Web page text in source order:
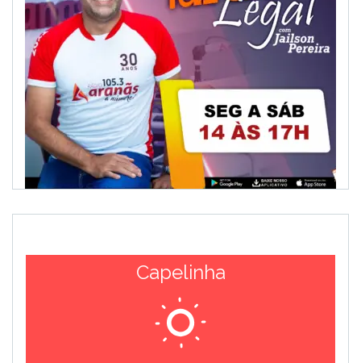
Capelinha